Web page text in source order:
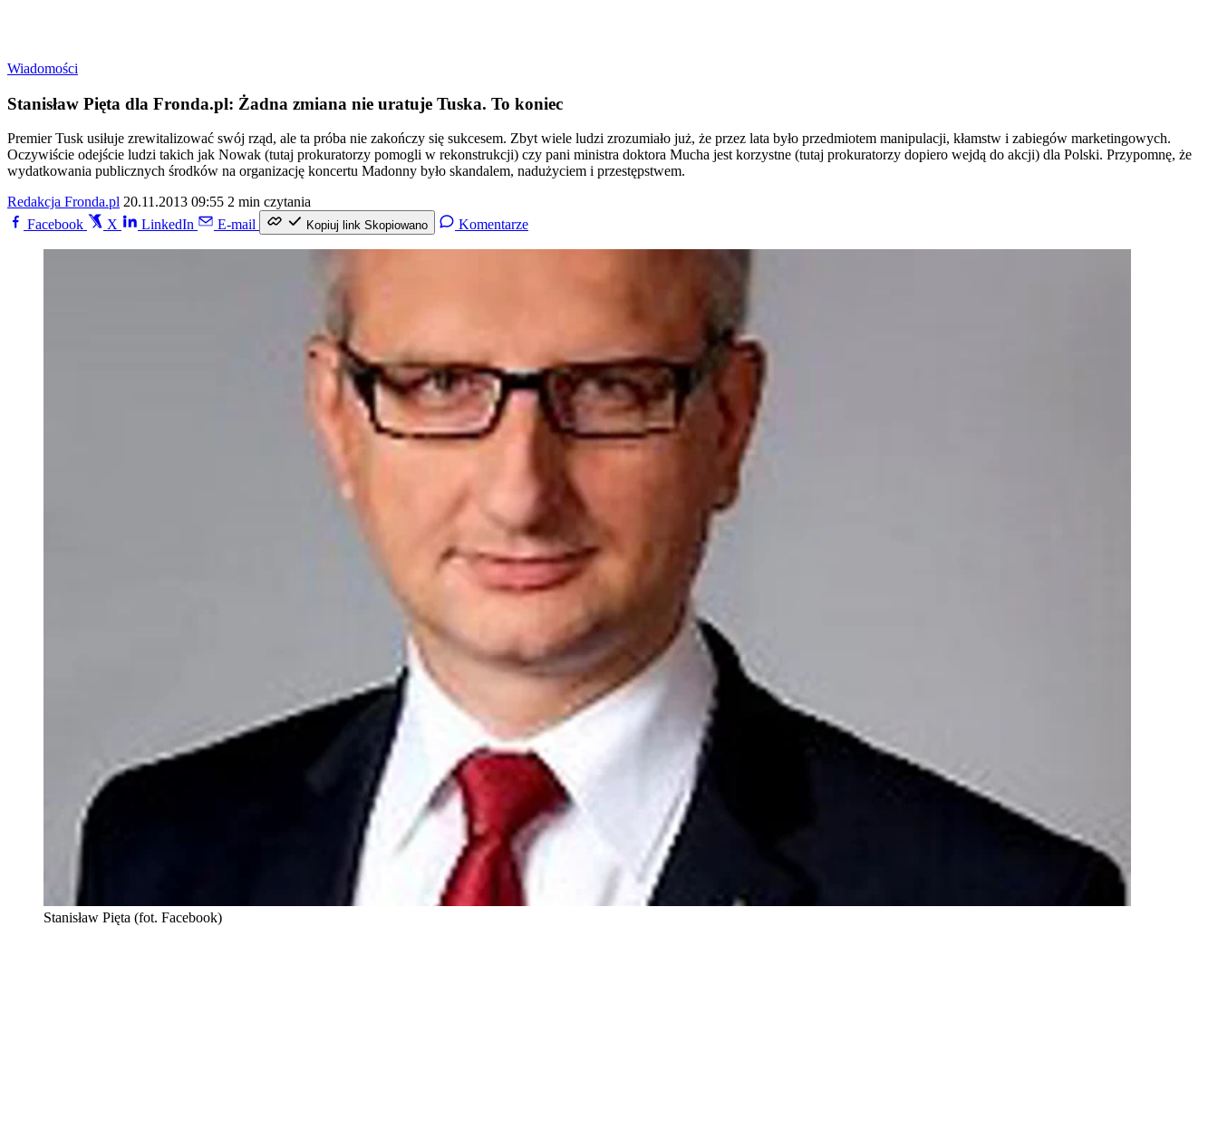
Wiadomości
Stanisław Pięta dla Fronda.pl: Żadna zmiana nie uratuje Tuska. To koniec
Premier Tusk usiłuje zrewitalizować swój rząd, ale ta próba nie zakończy się sukcesem. Zbyt wiele ludzi zrozumiało już, że przez lata było przedmiotem manipulacji, kłamstw i zabiegów marketingowych.
Oczywiście odejście ludzi takich jak Nowak (tutaj prokuratorzy pomogli w rekonstrukcji) czy pani ministra doktora Mucha jest korzystne (tutaj prokuratorzy dopiero wejdą do akcji) dla Polski. Przypomnę, że
wydatkowania publicznych środków na organizację koncertu Madonny było skandalem, nadużyciem i przestępstwem.
Redakcja Fronda.pl 20.11.2013 09:55 2 min czytania
Facebook
X LinkedIn E-mail Kopiuj link Skopiowano Komentarze
Stanisław Pięta (fot. Facebook)